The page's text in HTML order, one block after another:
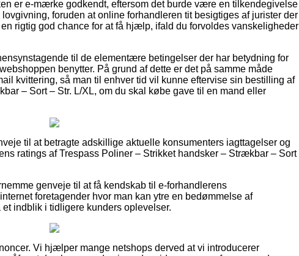
er e-mærke godkendt, eftersom det burde være en tilkendegivelse
foruden at online forhandleren tit besigtiges af jurister der
rigtig god chance for at få hjælp, ifald du forvoldes vanskeligheder
til de elementære betingelser der har betydning for
benytter. På grund af dette er det på samme måde
kvittering, så man til enhver tid vil kunne eftervise sin bestilling af
– Sort – Str. L/XL, om du skal købe gave til en mand eller
til at betragte adskillige aktuelle konsumenters iagttagelser og
ratings af Trespass Poliner – Strikket handsker – Strækbar – Sort
genveje til at få kendskab til e-forhandlerens
foretagender hvor man kan ytre en bedømmelse af
indblik i tidligere kunders oplevelser.
Vi hjælper mange netshops derved at vi introducerer